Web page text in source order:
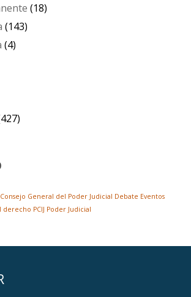
(18)
(143)
(4)
Consejo General del Poder Judicial Debate Eventos
derecho PCIJ Poder Judicial